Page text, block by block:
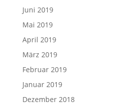
Juni 2019
Mai 2019
April 2019
März 2019
Februar 2019
Januar 2019
Dezember 2018